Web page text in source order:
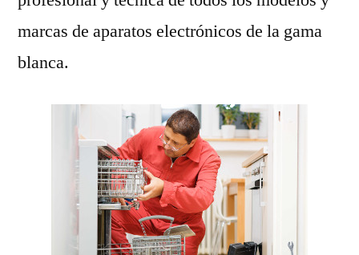
marcas de aparatos electrónicos de la gama
blanca.